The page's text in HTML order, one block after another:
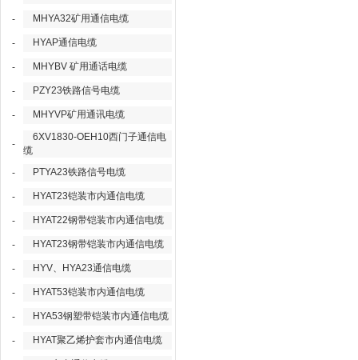
- MHYA32矿用通信电缆
- HYAP通信电缆
- MHYBV 矿用通话电缆
- PZY23铁路信号电缆
- MHYVP矿用通讯电缆
-
6XV1830-OEH10西门子通信电
缆
-
PTYA23铁路信号电缆
- HYAT23铠装市内通信电缆
- HYAT22钢带铠装市内通信电缆
- HYAT23钢带铠装市内通信电缆
- HYV、HYA23通信电缆
- HYAT53铠装市内通信电缆
- HYA53钢塑带铠装市内通信电缆
- HYAT聚乙烯护套市内通信电缆